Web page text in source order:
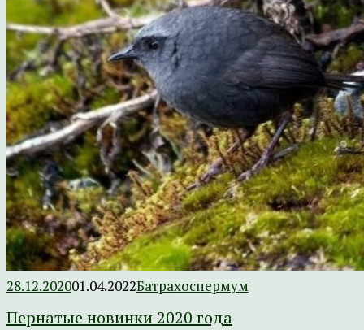
28.12.202001.04.2022Батрахоспермум
Пернатые новинки 2020 года